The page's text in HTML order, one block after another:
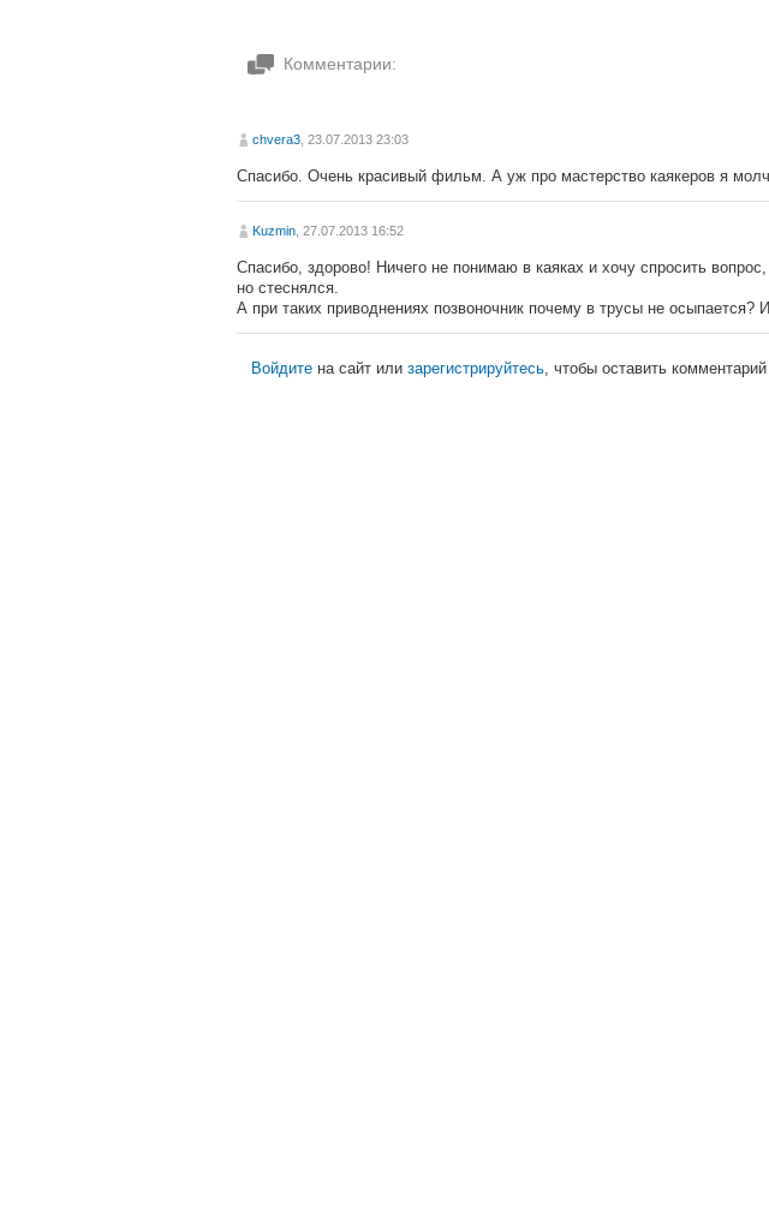
Комментарии:
chvera3 , 23.07.2013 23:03
Спасибо. Очень красивый фильм. А уж про мастерство каякеров я
Kuzmin , 27.07.2013 16:52
Спасибо, здорово! Ничего не понимаю в каяках и хочу спросить
но стеснялся.
А при таких приводнениях позвоночник почему в трусы не осыпается?
Войдите на сайт или зарегистрируйтесь, чтобы оставить комментарий